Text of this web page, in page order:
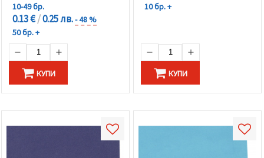
10-49 бр.
0.13 €/0.25 лв.- 48 %
50 бр. +
КУПИ
10 бр. +
КУПИ